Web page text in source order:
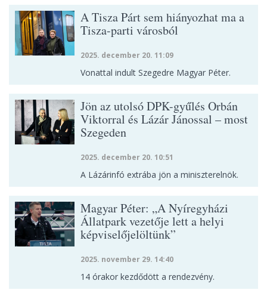
A Tisza Párt sem hiányozhat ma a
Tisza-parti városból
2025. december 20. 11:09
Vonattal indult Szegedre Magyar Péter.
Jön az utolsó DPK-gyűlés Orbán
Viktorral és Lázár Jánossal – most
Szegeden
2025. december 20. 10:51
A Lázárinfó extrába jön a miniszterelnök.
Magyar Péter: „A Nyíregyházi
Állatpark vezetője lett a helyi
képviselőjelöltünk”
2025. november 29. 14:40
14 órakor kezdődött a rendezvény.